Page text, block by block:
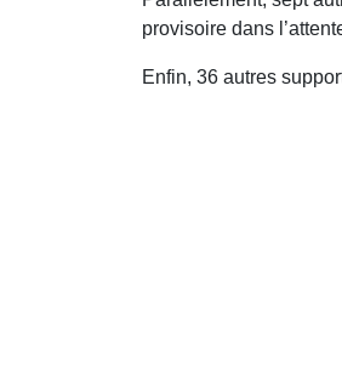
provisoire dans
Enfin, 36 autres